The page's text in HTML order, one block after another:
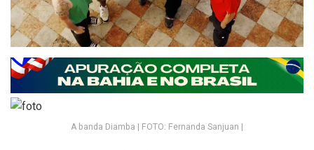
A banda Diamba | FOTO: Fernanda Sanjuan |